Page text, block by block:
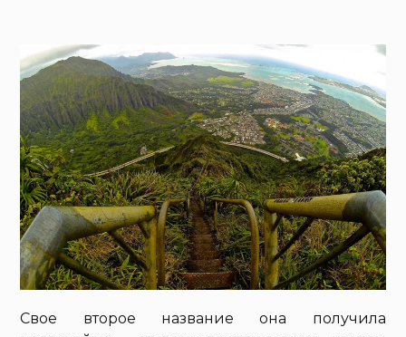
Свое второе название она получила